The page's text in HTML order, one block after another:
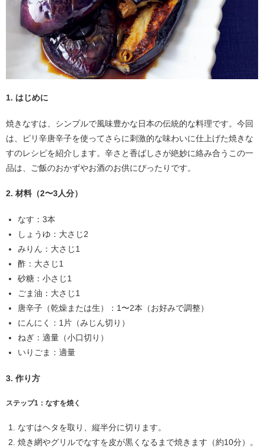
1. はじめに
焼きなすは、シンプルで風味豊かな日本の伝統的な料理です。今回
は、ピリ辛唐辛子を使ってさらに刺激的な味わいに仕上げた焼きな
すのレシピを紹介します。辛さと香ばしさが絶妙に絡み合うこの一
品は、ご飯のおかずやお酒のお供にぴったりです。
2. 材料（2〜3人分）
なす：3本
しょうゆ：大さじ2
みりん：大さじ1
酢：大さじ1
砂糖：小さじ1
ごま油：大さじ1
唐辛子（乾燥または生）：1〜2本（お好みで調整）
にんにく：1片（みじん切り）
ねぎ：適量（小口切り）
いりごま：適量
3. 作り方
ステップ1：なすを焼く
なすはヘタを取り、縦半分に切ります。
焼き網やグリルでなすを皮が黒くなるまで焼きます（約10分）。